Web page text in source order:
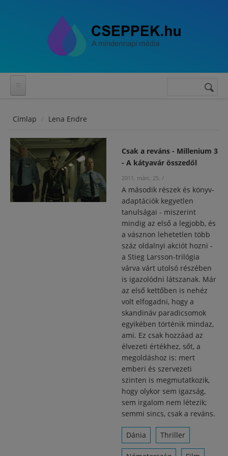
Keresés
Címlap Lena Endre
Csak a reváns - Millenium 3
- A kátyavár összedől
2011. márc. 25. /
A második részek és könyv-
adaptációk kegyetlen
tanulságai - miszerint
mindig az első a legjobb, és
a vásznon lehetetlen több
száz oldalnyi akciót hozni -
a Stieg Larsson-trilógia
várva várt utolsó részében
is igazolódni látszanak. Már
az első kettőben is nehéz
volt elfogadni, hogy a
skandináv paradicsomok
egyikében történik mindaz,
ami. Ez csak hozzáad az
élvezeti értékhez, sőt, a
megoldáshoz is: mert
emberi és szervezeti
szinten is megmutatkozik,
hogy olykor sem igazság,
sem irgalom nem létezik;
semmi sincs, csak a reváns.
Dánia Thriller